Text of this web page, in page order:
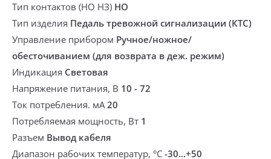
Тип контактов (НО НЗ) НО
Тип изделия Педаль тревожной сигнализации (КТС)
Управление прибором Ручное/ножное/
обесточиванием (для возврата в деж. режим)
Индикация Световая
Напряжение питания, В 10 - 72
Ток потребления. мА20
Потребляемая мощность, Вт 1
Разъем Вывод кабеля
Диапазон рабочих температур, °С -30...+50